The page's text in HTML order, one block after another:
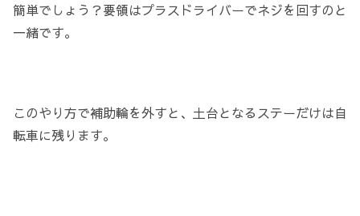
簡単でしょう？要領はプラスドライバーでネジを回すのと
一緒です。
このやり方で補助輪を外すと、土台となるステーだけは自
転車に残ります。